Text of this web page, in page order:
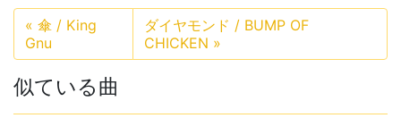
« 傘 / King
Gnu
ダイヤモンド / BUMP OF
CHICKEN »
似ている曲